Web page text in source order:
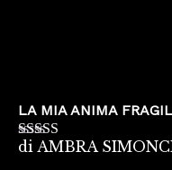
LA MIA ANIMA
Valutato5su
di AMBRA